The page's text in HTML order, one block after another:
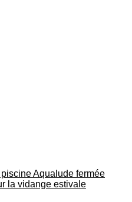
Aqualude fermée
la vidange estivale